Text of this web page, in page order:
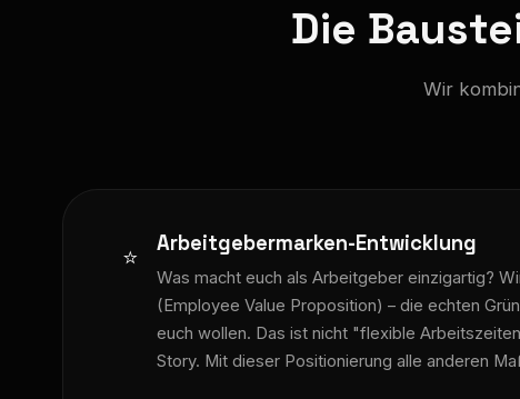
Die
Wir
⭐ Arbeitgebermarken-Entwicklung
Was macht euch als Arbeitgeber einzigartig?
(Employee Value Proposition) – die echten
euch wollen. Das ist nicht "flexible
Story. Mit dieser Positionierung alle anderen